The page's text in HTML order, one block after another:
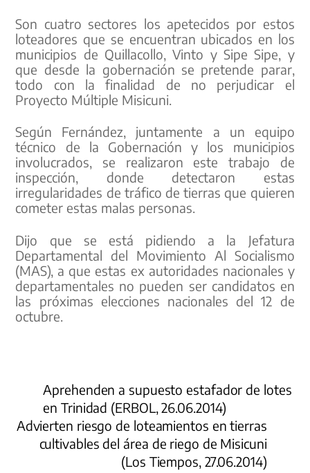
Son cuatro sectores los apetecidos por estos
loteadores que se encuentran ubicados en los
municipios de Quillacollo, Vinto y Sipe Sipe, y
que desde la gobernación se pretende parar,
todo con la finalidad de no perjudicar el
Proyecto Múltiple Misicuni.
Según Fernández, juntamente a un equipo
técnico de la Gobernación y los municipios
involucrados, se realizaron este trabajo de
inspección, donde detectaron estas
irregularidades de tráfico de tierras que quieren
cometer estas malas personas.
Dijo que se está pidiendo a la Jefatura
Departamental del Movimiento Al Socialismo
(MAS), a que estas ex autoridades nacionales y
departamentales no pueden ser candidatos en
las próximas elecciones nacionales del 12 de
octubre.
Aprehenden a supuesto estafador de lotes
en Trinidad (ERBOL, 26.06.2014)
Advierten riesgo de loteamientos en tierras
cultivables del área de riego de Misicuni
(Los Tiempos, 27.06.2014)